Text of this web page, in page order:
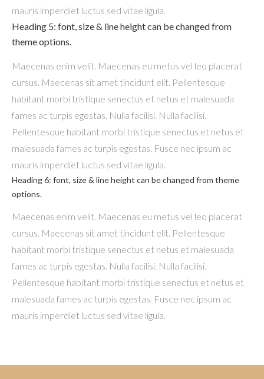
mauris imperdiet luctus sed vitae ligula.
Heading 5: font, size & line height can be changed from
theme options.
Maecenas enim velit. Maecenas eu metus vel leo placerat
cursus. Maecenas sit amet tincidunt elit. Pellentesque
habitant morbi tristique senectus et netus et malesuada
fames ac turpis egestas. Nulla facilisi. Nulla facilisi.
Pellentesque habitant morbi tristique senectus et netus et
malesuada fames ac turpis egestas. Fusce nec ipsum ac
mauris imperdiet luctus sed vitae ligula.
Heading 6: font, size & line height can be changed from theme
options.
Maecenas enim velit. Maecenas eu metus vel leo placerat
cursus. Maecenas sit amet tincidunt elit. Pellentesque
habitant morbi tristique senectus et netus et malesuada
fames ac turpis egestas. Nulla facilisi. Nulla facilisi.
Pellentesque habitant morbi tristique senectus et netus et
malesuada fames ac turpis egestas. Fusce nec ipsum ac
mauris imperdiet luctus sed vitae ligula.